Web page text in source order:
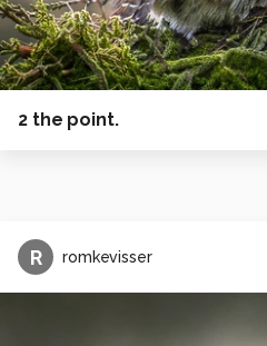
2 the point.
R romkevisser